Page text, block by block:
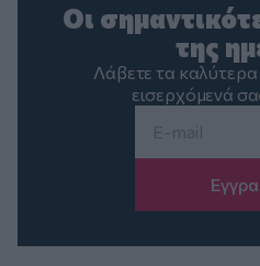
Οι
της
Λάβετε τα
εισερχόμενά